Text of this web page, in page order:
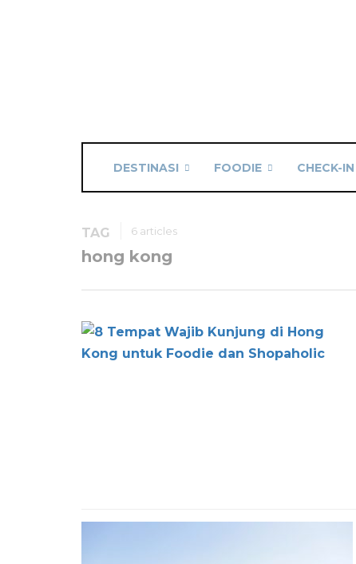
DESTINASI FOODIE CHECK-IN
TAG 6 articles
hong kong